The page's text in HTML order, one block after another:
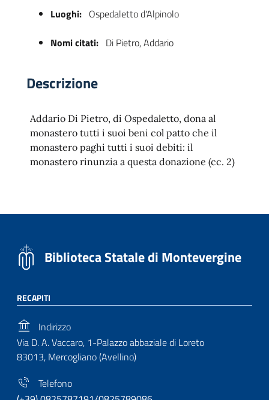
Luoghi: Ospedaletto d'Alpinolo
Nomi citati: Di Pietro, Addario
Descrizione
Addario Di Pietro, di Ospedaletto, dona al
monastero tutti i suoi beni col patto che il
monastero paghi tutti i suoi debiti: il
monastero rinunzia a questa donazione (cc. 2)
Biblioteca Statale di Montevergine
RECAPITI
Indirizzo
Via D. A. Vaccaro, 1-Palazzo abbaziale di Loreto
83013, Mercogliano (Avellino)
Telefono